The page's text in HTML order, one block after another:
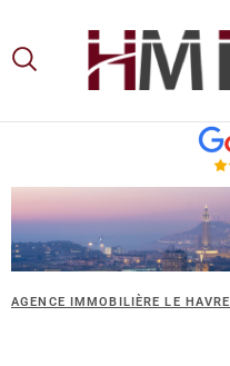
lamenu
contenu
AGENCE IMMOBILIÈRE LE HAVRE